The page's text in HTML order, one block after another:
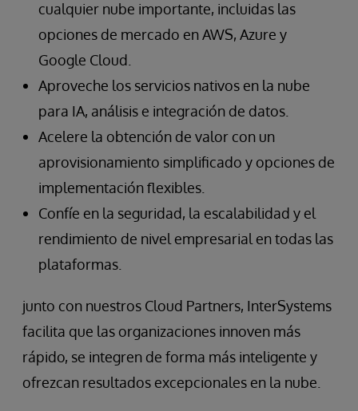
cualquier nube importante, incluidas las
opciones de mercado en AWS, Azure y
Google Cloud.
Aproveche los servicios nativos en la nube
para IA, análisis e integración de datos.
Acelere la obtención de valor con un
aprovisionamiento simplificado y opciones de
implementación flexibles.
Confíe en la seguridad, la escalabilidad y el
rendimiento de nivel empresarial en todas las
plataformas.
junto con nuestros Cloud Partners, InterSystems
facilita que las organizaciones innoven más
rápido, se integren de forma más inteligente y
ofrezcan resultados excepcionales en la nube.